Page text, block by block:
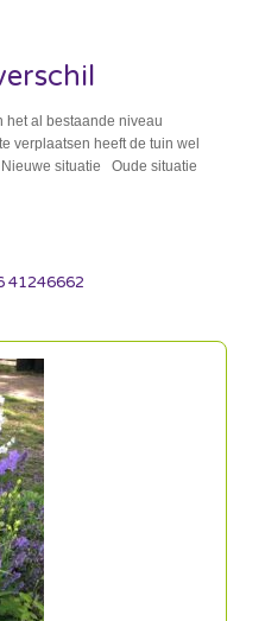
het al bestaande niveau
verplaatsen heeft de tuin wel
situatie Oude situatie
41246662